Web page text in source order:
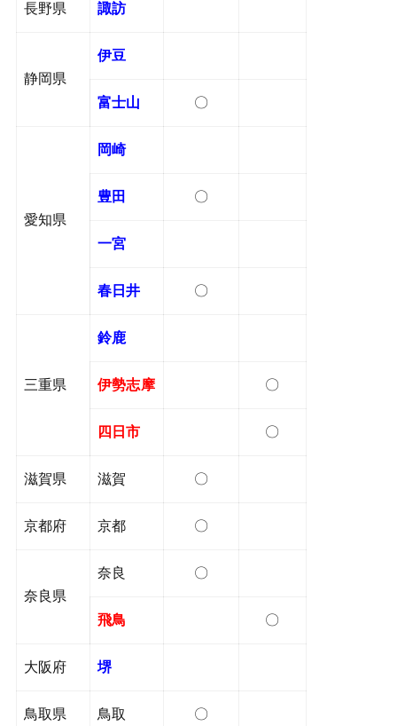
長野県 諏訪
静岡県
伊豆
富士山 〇
愛知県
岡崎
豊田 〇
一宮
春日井 〇
三重県
鈴鹿
伊勢志摩 〇
四日市 〇
滋賀県 滋賀 〇
京都府 京都 〇
奈良県
奈良 〇
飛鳥 〇
大阪府 堺
鳥取県 鳥取 〇